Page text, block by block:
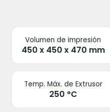
Volumen de impresión
450 x 450 x 470 mm
Temp. Máx. de Extrusor
250 °C